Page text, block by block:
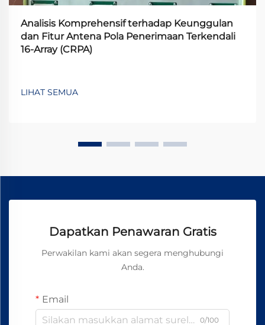
Analisis Komprehensif terhadap Keunggulan
dan Fitur Antena Pola Penerimaan Terkendali
16-Array (CRPA)
LIHAT SEMUA
Dapatkan Penawaran Gratis
Perwakilan kami akan segera menghubungi
Anda.
Email
0/100